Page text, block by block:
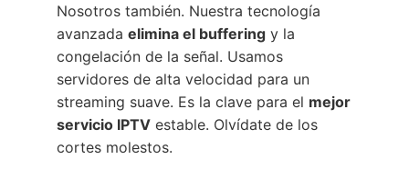
Nosotros también. Nuestra tecnología
avanzadaelimina el buffering y la
congelación de la señal. Usamos
servidores de alta velocidad para un
streaming suave. Es la clave para el mejor
servicio IPTV estable. Olvídate de los
cortes molestos.